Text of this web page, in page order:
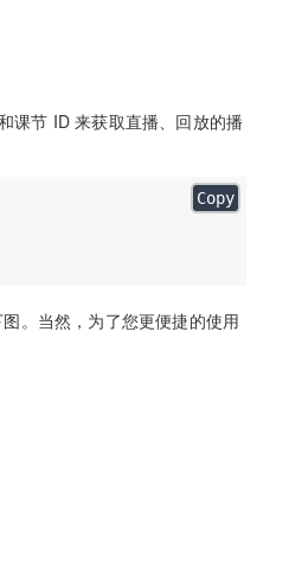
节 ID 来获取直播、回放的播
Copy
。当然，为了您更便捷的使用